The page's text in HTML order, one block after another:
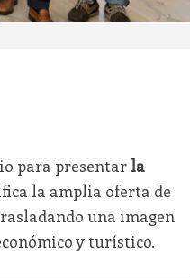
para presentar la
la amplia oferta de
una imagen
y turístico.